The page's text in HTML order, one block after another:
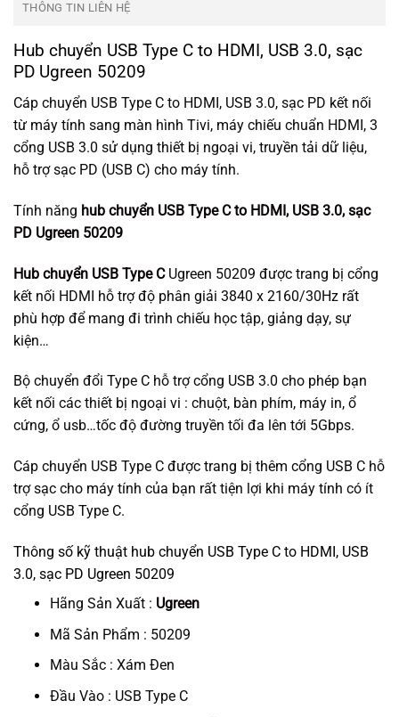
THÔNG TIN LIÊN HỆ
Hub chuyển USB Type C to HDMI, USB 3.0, sạc
PD Ugreen 50209
Cáp chuyển USB Type C to HDMI, USB 3.0, sạc PD kết nối
từ máy tính sang màn hình Tivi, máy chiếu chuẩn HDMI, 3
cổng USB 3.0 sử dụng thiết bị ngoại vi, truyền tải dữ liệu,
hỗ trợ sạc PD (USB C) cho máy tính.
Tính năng hub chuyển USB Type C to HDMI, USB 3.0, sạc
PD Ugreen 50209
Hub chuyển USB Type CUgreen 50209 được trang bị cổng
kết nối HDMI hỗ trợ độ phân giải 3840 x 2160/30Hz rất
phù hợp để mang đi trình chiếu học tập, giảng dạy, sự
kiện…
Bộ chuyển đổi Type C hỗ trợ cổng USB 3.0 cho phép bạn
kết nối các thiết bị ngoại vi : chuột, bàn phím, máy in, ổ
cứng, ổ usb…tốc độ đường truyền tối đa lên tới 5Gbps.
Cáp chuyển USB Type C được trang bị thêm cổng USB C hỗ
trợ sạc cho máy tính của bạn rất tiện lợi khi máy tính có ít
cổng USB Type C.
Thông số kỹ thuật hub chuyển USB Type C to HDMI, USB
3.0, sạc PD Ugreen 50209
Hãng Sản Xuất : Ugreen
Mã Sản Phẩm : 50209
Màu Sắc : Xám Đen
Đầu Vào : USB Type C